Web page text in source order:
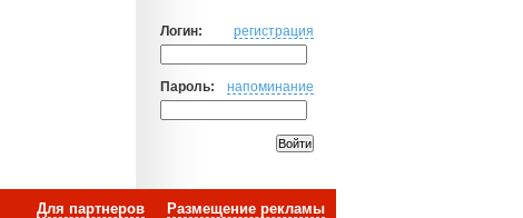
Логин: регистрация
Пароль: напоминание
Размещение рекламы
Для партнеров